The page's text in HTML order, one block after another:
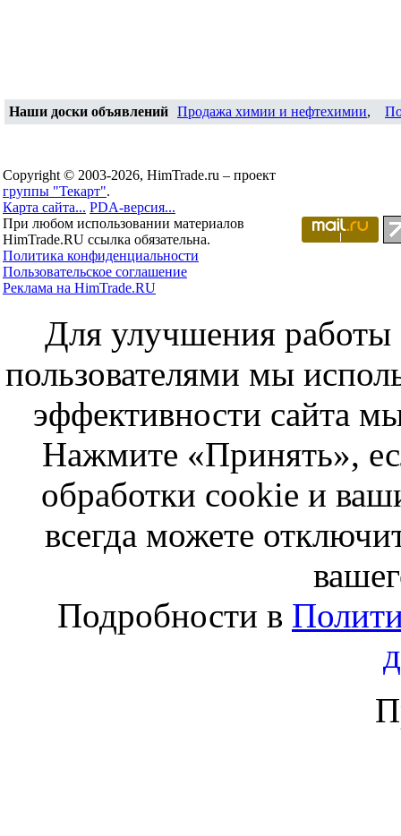
Наши доски объявлений Продажа химии и нефтехимии,
Copyright © 2003-2026, HimTrade.ru – проект
группы "Текарт".
Карта сайта... PDA-версия...
При любом использовании материалов
HimTrade.RU ссылка обязательна.
Политика конфиденциальности
Пользовательское соглашение
Реклама на HimTrade.RU
Для улучшения работы
пользователями мы
эффективности сайта
Нажмите «Принять»,
обработки cookie и
всегда можете
Подробности в